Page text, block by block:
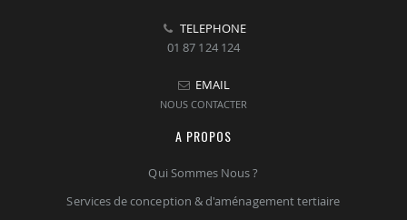
TELEPHONE
01 87 124 124
EMAIL
NOUS CONTACTER
A PROPOS
Qui Sommes Nous ?
Services de conception & d'aménagement tertiaire